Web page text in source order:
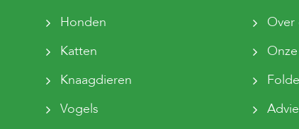
Honden
Katten
Knaagdieren
Vogels
Over